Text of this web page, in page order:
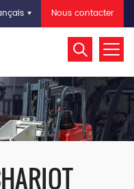
Nous contacter